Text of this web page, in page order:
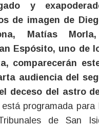
de imagen de
Matías
Espósito, uno de
comparecerán
audiencia del
deceso del astro
programada
de San